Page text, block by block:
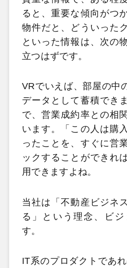
ると、重要な傾向がつ
物件だと、どういった
といった情報は、次の
立つはずです。
VRでいえば、部屋の中
データとして蓄積でき
で、営業成約率との相
います。「この人は購
ったことを、すぐに営
ックすることができれ
用できますよね。
当社は「不動産ビジネ
る」という理念、ビ
す。
IT系のプロダクトであ